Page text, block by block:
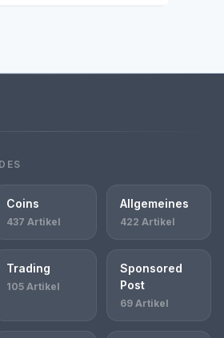
Coins
437 Artikel
Allgemeines
422 Artikel
Trading
105 Artikel
Sponsored
Post
69 Artikel